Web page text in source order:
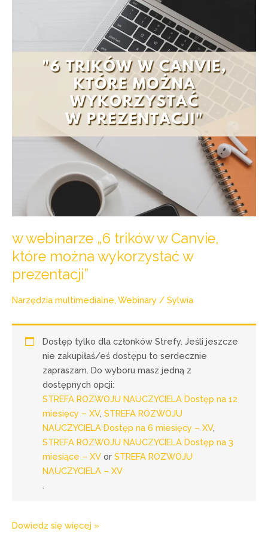
w webinarze „6 trików w Canvie,
które można wykorzystać w
prezentacji”
Narzędzia multimedialne, Webinary / Sylwia
Dostęp tylko dla członków Strefy. Jeśli jeszcze
nie zakupiłaś/eś dostępu to serdecznie
zapraszam. Do wyboru masz jedną z
dostępnych opcji:
STREFA ROZWOJU NAUCZYCIELA Dostęp na 12
miesięcy – XV,STREFA ROZWOJU
NAUCZYCIELA Dostęp na 6 miesięcy – XV,
STREFA ROZWOJU NAUCZYCIELA Dostęp na 3
miesiące – XV orSTREFA ROZWOJU
NAUCZYCIELA – XV
.
Canvie,
Dowiedz się więcej »